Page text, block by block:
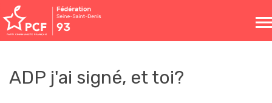
Toggle
ADP j'ai signé, et toi?